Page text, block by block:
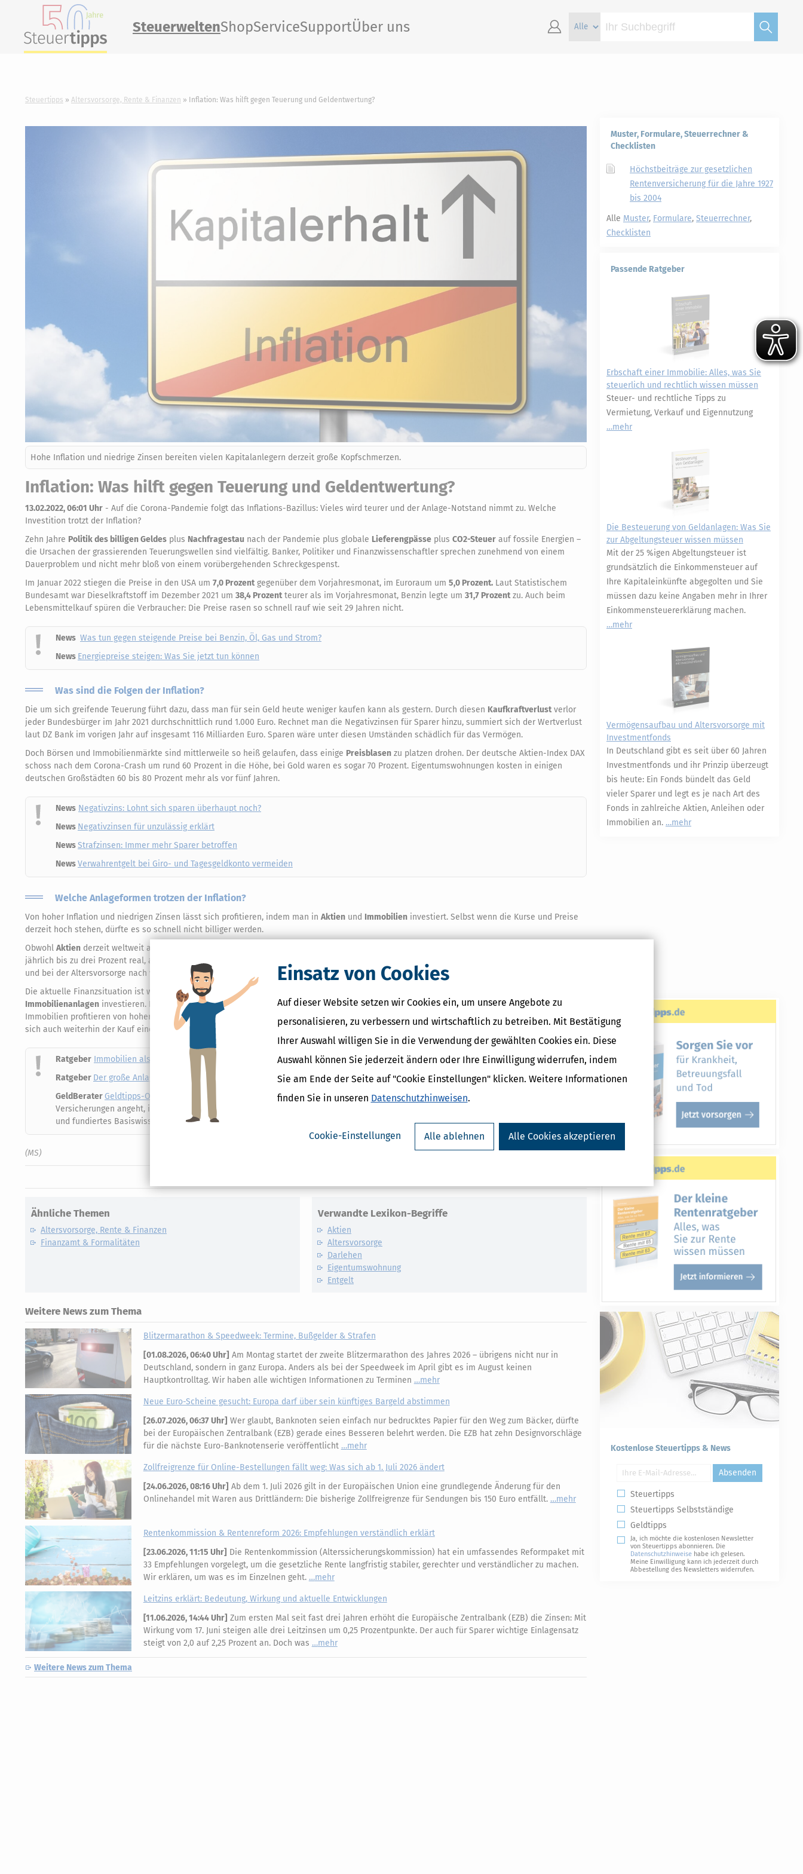
Einsatz von Cookies
Auf dieser Website setzen wir Cookies ein, um unsere Angebote zu
personalisieren, zu verbessern und wirtschaftlich zu betreiben. Mit Bestätigung
Ihrer Auswahl willigen Sie in die Verwendung der gewählten Cookies ein. Diese
Auswahl können Sie jederzeit ändern oder Ihre Einwilligung widerrufen, indem
Sie am Ende der Seite auf "Cookie Einstellungen" klicken. Weitere Informationen
finden Sie in unseren Datenschutzhinweisen.
Cookie-Einstellungen Alle ablehnen Alle Cookies akzeptieren
SteuerweltenShopServiceSupportÜber uns
Steuertipps Altersvorsorge, Rente & Finanzen Inflation: Was hilft gegen Teuerung und Geldentwertung?
Hohe Inflation und niedrige Zinsen bereiten vielen Kapitalanlegern derzeit große Kopfschmerzen.
Inflation: Was hilft gegen Teuerung und Geldentwertung?
13.02.2022, 06:01 Uhr - Auf die Corona-Pandemie folgt das Inflations-Bazillus: Vieles wird teurer und der Anlage-Notstand nimmt zu. Welche
Investition trotzt der Inflation?
Zehn Jahre Politik des billigen Geldes plus Nachfragestau nach der Pandemie plus globale Lieferengpässe plus CO2-Steuer auf fossile Energien –
die Ursachen der grassierenden Teuerungswellen sind vielfältig. Banker, Politiker und Finanzwissenschaftler sprechen zunehmend von einem
Dauerproblem und nicht mehr bloß von einem vorübergehenden Schreckgespenst.
Im Januar 2022 stiegen die Preise in den USA um 7,0 Prozentgegenüber dem Vorjahresmonat, im Euroraum um 5,0 Prozent. Laut Statistischem
Bundesamt war Dieselkraftstoff im Dezember 2021 um 38,4 Prozentteurer als im Vorjahresmonat, Benzin legte um 31,7 Prozentzu. Auch beim
Lebensmittelkauf spüren die Verbraucher: Die Preise rasen so schnell rauf wie seit 29 Jahren nicht.
News Was tun gegen steigende Preise bei Benzin, Öl, Gas und Strom?
News Energiepreise steigen: Was Sie jetzt tun können
Was sind die Folgen der Inflation?
Die um sich greifende Teuerung führt dazu, dass man für sein Geld heute weniger kaufen kann als gestern. Durch diesen Kaufkraftverlustverlor
jeder Bundesbürger im Jahr 2021 durchschnittlich rund 1.000 Euro. Rechnet man die Negativzinsen für Sparer hinzu, summiert sich der Wertverlust
laut DZ Bank im vorigen Jahr auf insgesamt 116 Milliarden Euro. Sparen wäre unter diesen Umständen schädlich für das Vermögen.
Doch Börsen und Immobilienmärkte sind mittlerweile so heiß gelaufen, dass einige Preisblasen zu platzen drohen. Der deutsche Aktien-Index DAX
schoss nach dem Corona-Crash um rund 60 Prozent in die Höhe, bei Gold waren es sogar 70 Prozent. Eigentumswohnungen kosten in einigen
deutschen Großstädten 60 bis 80 Prozent mehr als vor fünf Jahren.
News Negativzins: Lohnt sich sparen überhaupt noch?
News Negativzinsen für unzulässig erklärt
NewsStrafzinsen: Immer mehr Sparer betroffen
NewsVerwahrentgelt bei Giro- und Tagesgeldkonto vermeiden
Welche Anlageformen trotzen der Inflation?
Von hoher Inflation und niedrigen Zinsen lässt sich profitieren, indem man in Aktien und Immobilien investiert. Selbst wenn die Kurse und Preise
derzeit hoch stehen, dürfte es so schnell nicht billiger werden.
Obwohl Aktien derzeit weltweit auf Höchstständen notieren, rechnen Experten in den nächsten zehn Jahren mit deutlich positiven Erträgen von
jährlich bis zu drei Prozent real, also nach Abzug der Inflation. An einem breit gestreuten Aktiendepot führt beim erfolgreichen Vermögensaufbau
und bei der Altersvorsorge nach wie vor kein Weg vorbei.
Die aktuelle Finanzsituation ist wie gemacht für Kapitalanleger, die jetzt in ein
Immobilienanlagen investieren. Die Darlehenskosten sind so gering wie selten zuvor, und die Immobilienpreise werden auch künftig steigen.
Immobilien profitieren von hoher Inflation, weil auch die Mieten steigen. Solange die Darlehenszinsen so extrem niedrig sind wie derzeit, lohnt
sich auch weiterhin der Kauf einer Eigentumswohnung oder eines Hauses, vor allem dann, wenn diese Immobilie vermietet wird.
Ratgeber Immobilien als Kapitalanlage: Attraktive Rendite mit Pflegeimmobilien, Crowd-Investing, REITs, ETFs und Fonds
Ratgeber Der große Anlageratgeber: Vermögen aufbauen, vermehren, sichern
GeldBeraterGeldtipps-Online, auf CD-ROM als Loseblattwerk mit über 2.800 Seiten.Bleiben Sie, was Finanzen, Vorsorge und
Versicherungen angeht, immer auf dem Laufenden durch kontinuierliche Aktualisierungen, kommentierte Urteile, erprobte Expertentipps
und fundiertes Basiswissen auf dem neuesten Rechtsstand.
(MS)
Ähnliche Themen
Altersvorsorge, Rente & Finanzen
Finanzamt & Formalitäten
Verwandte Lexikon-Begriffe
Aktien
Altersvorsorge
Darlehen
Eigentumswohnung
Entgelt
Weitere News zum Thema
Blitzermarathon & Speedweek: Termine, Bußgelder & Strafen
[01.08.2026, 06:40 Uhr] Am Montag startet der zweite Blitzermarathon des Jahres 2026 – übrigens nicht nur in
Deutschland, sondern in ganz Europa. Anders als bei der Speedweek im April gibt es im August keinen
Hauptkontrolltag. Wir haben alle wichtigen Informationen zu Terminen
mehr
Neue Euro-Scheine gesucht: Europa darf über sein künftiges Bargeld abstimmen
[26.07.2026, 06:37 Uhr] Wer glaubt, Banknoten seien einfach nur bedrucktes Papier für den Weg zum Bäcker, dürfte
bei der Europäischen Zentralbank (EZB) gerade eines Besseren belehrt werden. Die EZB hat zehn Designvorschläge
für die nächste Euro-Banknotenserie veröffentlicht
mehr
Zollfreigrenze für Online-Bestellungen fällt weg: Was sich ab 1. Juli 2026 ändert
[24.06.2026, 08:16 Uhr] Ab dem 1. Juli 2026 gilt in der Europäischen Union eine grundlegende Änderung für den
Onlinehandel mit Waren aus Drittländern: Die bisherige Zollfreigrenze für Sendungen bis 150 Euro entfällt.
mehr
Rentenkommission & Rentenreform 2026: Empfehlungen verständlich erklärt
[23.06.2026, 11:15 Uhr] Die Rentenkommission (Alterssicherungskommission) hat ein umfassendes Reformpaket mit
33 Empfehlungen vorgelegt, um die gesetzliche Rente langfristig stabiler, gerechter und verständlicher zu machen.
Wir erklären, um was es im Einzelnen geht.
mehr
Leitzins erklärt: Bedeutung, Wirkung und aktuelle Entwicklungen
[11.06.2026, 14:44 Uhr] Zum ersten Mal seit fast drei Jahren erhöht die Europäische Zentralbank (EZB) die Zinsen: Mit
Wirkung vom 17. Juni steigen alle drei Leitzinsen um 0,25 Prozentpunkte. Der auch für Sparer wichtige Einlagensatz
steigt von 2,0 auf 2,25 Prozent an. Doch was
mehr
Weitere News zum Thema
Muster, Formulare, Steuerrechner &
Checklisten
Höchstbeiträge zur gesetzlichen
Rentenversicherung für die Jahre 1927
bis 2004
Alle Muster, Formulare, Steuerrechner,
Checklisten
Passende Ratgeber
Erbschaft einer Immobilie: Alles, was Sie
steuerlich und rechtlich wissen müssen
Steuer- und rechtliche Tipps zu
Vermietung, Verkauf und Eigennutzung
mehr
Die Besteuerung von Geldanlagen: Was Sie
zur Abgeltungsteuer wissen müssen
Mit der 25 %igen Abgeltungsteuer ist
grundsätzlich die Einkommensteuer auf
Ihre Kapitaleinkünfte abgegolten und Sie
müssen dazu keine Angaben mehr in Ihrer
Einkommensteuererklärung machen.
mehr
Vermögensaufbau und Altersvorsorge mit
Investmentfonds
In Deutschland gibt es seit über 60 Jahren
Investmentfonds und ihr Prinzip überzeugt
bis heute: Ein Fonds bündelt das Geld
vieler Sparer und legt es je nach Art des
Fonds in zahlreiche Aktien, Anleihen oder
Immobilien an.
mehr
Kostenlose Steuertipps & News
Absenden
Steuertipps
Steuertipps Selbstständige
Geldtipps
Ja, ich möchte die kostenlosen Newsletter
von Steuertipps abonnieren. Die
Datenschutzhinweise habe ich gelesen.
Meine Einwilligung kann ich jederzeit durch
Abbestellung des Newsletters widerrufen.